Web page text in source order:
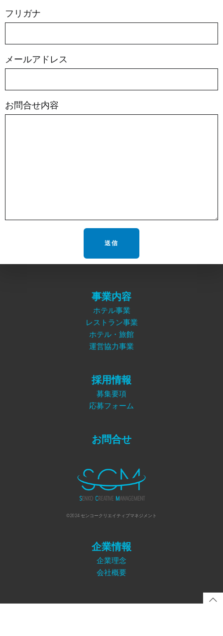
フリガナ
メールアドレス
お問合せ内容
©︎2024 センコークリエイティブマネジメント
企業情報
企業理念
会社概要
事業内容
ホテル事業
レストラン事業
ホテル・旅館
運営協力事業
採用情報
募集要項
応募フォーム
お問合せ